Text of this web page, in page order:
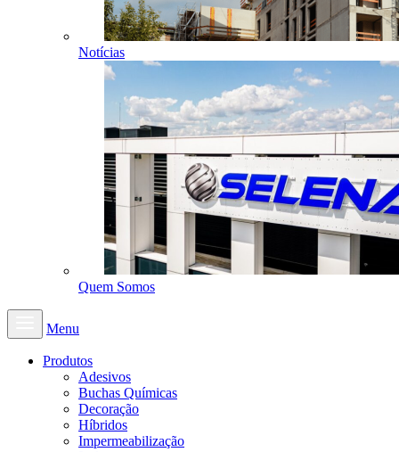
Notícias
Quem Somos
Menu
Produtos
Adesivos
Buchas Químicas
Decoração
Híbridos
Impermeabilização